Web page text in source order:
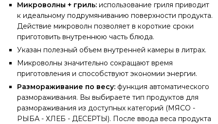
Микроволны + гриль: использование гриля приводит
к идеальному подрумяниванию поверхности продукта.
Действие микроволн позволяет в короткие сроки
приготовить внутреннюю часть блюда.
Указан полезный объем внутренней камеры в литрах.
Микроволны значительно сокращают время
приготовления и способствуют экономии энергии.
Размораживание по весу: функция автоматического
размораживания. Вы выбираете тип продуктов для
размораживания из доступных категорий (МЯСО -
РЫБА - ХЛЕБ - ДЕСЕРТЫ). После ввода веса продукта